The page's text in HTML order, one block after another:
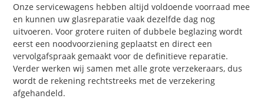
Onze servicewagens hebben altijd voldoende voorraad mee
en kunnen uw glasreparatie vaak dezelfde dag nog
uitvoeren. Voor grotere ruiten of dubbele beglazing wordt
eerst een noodvoorziening geplaatst en direct een
vervolgafspraak gemaakt voor de definitieve reparatie.
Verder werken wij samen met alle grote verzekeraars, dus
wordt de rekening rechtstreeks met de verzekering
afgehandeld.